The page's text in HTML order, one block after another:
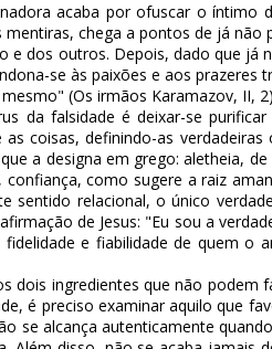
acaba por ofuscar o íntimo
chega a pontos de já
e dos outros. Depois, dado que já
se às paixões e aos prazeres
(Os irmãos Karamazov, II,
da falsidade é deixar-se
coisas, definindo-as
a designa em grego: aletheia,
como sugere a raiz
sentido relacional, o único
de Jesus: "Eu sou a
e fiabilidade de quem o
dois ingredientes que não
é preciso examinar aquilo que
se alcança autenticamente